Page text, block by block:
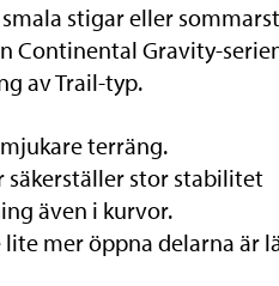
stigar eller
Continental Gravity-
av Trail-typ.
terräng.
säkerställer stor stabilitet
även i kurvor.
mer öppna delarna är